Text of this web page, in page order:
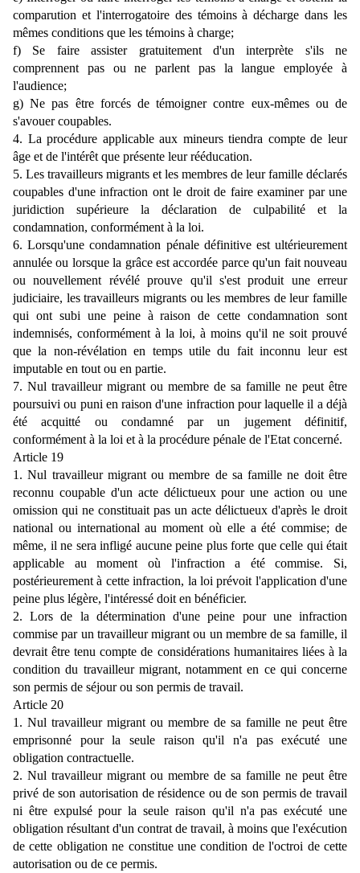
comparution et l'interrogatoire des témoins à décharge dans les
mêmes conditions que les témoins à charge;
f) Se faire assister gratuitement d'un interprète s'ils ne
comprennent pas ou ne parlent pas la langue employée à
l'audience;
g) Ne pas être forcés de témoigner contre eux-mêmes ou de
s'avouer coupables.
4. La procédure applicable aux mineurs tiendra compte de leur
âge et de l'intérêt que présente leur rééducation.
5. Les travailleurs migrants et les membres de leur famille déclarés
coupables d'une infraction ont le droit de faire examiner par une
juridiction supérieure la déclaration de culpabilité et la
condamnation, conformément à la loi.
6. Lorsqu'une condamnation pénale définitive est ultérieurement
annulée ou lorsque la grâce est accordée parce qu'un fait nouveau
ou nouvellement révélé prouve qu'il s'est produit une erreur
judiciaire, les travailleurs migrants ou les membres de leur famille
qui ont subi une peine à raison de cette condamnation sont
indemnisés, conformément à la loi, à moins qu'il ne soit prouvé
que la non-révélation en temps utile du fait inconnu leur est
imputable en tout ou en partie.
7. Nul travailleur migrant ou membre de sa famille ne peut être
poursuivi ou puni en raison d'une infraction pour laquelle il a déjà
été acquitté ou condamné par un jugement définitif,
conformément à la loi et à la procédure pénale de l'Etat concerné.
Article 19
1. Nul travailleur migrant ou membre de sa famille ne doit être
reconnu coupable d'un acte délictueux pour une action ou une
omission qui ne constituait pas un acte délictueux d'après le droit
national ou international au moment où elle a été commise; de
même, il ne sera infligé aucune peine plus forte que celle qui était
applicable au moment où l'infraction a été commise. Si,
postérieurement à cette infraction, la loi prévoit l'application d'une
peine plus légère, l'intéressé doit en bénéficier.
2. Lors de la détermination d'une peine pour une infraction
commise par un travailleur migrant ou un membre de sa famille, il
devrait être tenu compte de considérations humanitaires liées à la
condition du travailleur migrant, notamment en ce qui concerne
son permis de séjour ou son permis de travail.
Article 20
1. Nul travailleur migrant ou membre de sa famille ne peut être
emprisonné pour la seule raison qu'il n'a pas exécuté une
obligation contractuelle.
2. Nul travailleur migrant ou membre de sa famille ne peut être
privé de son autorisation de résidence ou de son permis de travail
ni être expulsé pour la seule raison qu'il n'a pas exécuté une
obligation résultant d'un contrat de travail, à moins que l'exécution
de cette obligation ne constitue une condition de l'octroi de cette
autorisation ou de ce permis.